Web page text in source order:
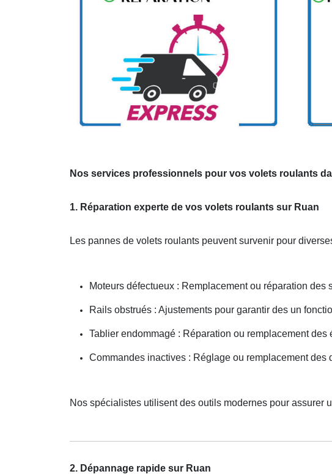
Nos services professionnels pour vos volets roulants
1. Réparation experte de vos volets roulants sur Ruan
Les pannes de volets roulants peuvent survenir pour
Moteurs défectueux : Remplacement ou réparation des
Rails obstrués : Ajustements pour garantir des un
Tablier endommagé : Réparation ou remplacement des
Commandes inactives : Réglage ou remplacement des
Nos spécialistes utilisent des outils modernes pour assurer
2. Dépannage rapide sur Ruan